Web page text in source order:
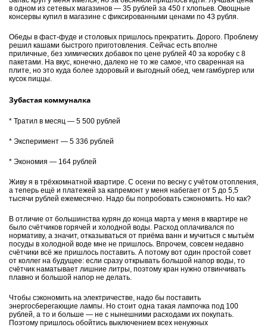
в одном из сетевых магазинов — 35 рублей за 450 г хлопьев. Овощные
консервы купил в магазине с фиксированными ценами по 43 рубля.
Обеды в фаст-фуде и столовых пришлось прекратить. Дорого. Проблему
решил кашами быстрого приготовления. Сейчас есть вполне
приличные, без химических добавок по цене рублей 40 за коробку с 8
пакетами. На вкус, конечно, далеко не то же самое, что сваренная на
плите, но это куда более здоровый и выгодный обед, чем гамбургер или
кусок пиццы.
Зубастая коммуналка
* Тратил в месяц — 5 500 рублей
* Эксперимент — 5 336 рублей
* Экономия — 164 рублей
Живу я в трёхкомнатной квартире. С осени по весну с учётом отопления,
а теперь ещё и платежей за капремонт у меня набегает от 5 до 5,5
тысячи рублей ежемесячно. Надо бы попробовать сэкономить. Но как?
В отличие от большинства курян до конца марта у меня в квартире не
было счётчиков горячей и холодной воды. Расход оплачивался по
нормативу, а значит, отказываться от приёма ванн и мучиться с мытьём
посуды в холодной воде мне не пришлось. Впрочем, совсем недавно
счётчики всё же пришлось поставить. А потому вот один простой совет
от коллег на будущее: если сразу открывать большой напор воды, то
счётчик наматывает лишние литры, поэтому кран нужно отвинчивать
плавно и большой напор не делать.
Чтобы сэкономить на электричестве, надо бы поставить
энергосберегающие лампы. Но стоит одна такая лампочка под 100
рублей, а то и больше — не с нынешними расходами их покупать.
Поэтому пришлось обойтись выключением всех ненужных